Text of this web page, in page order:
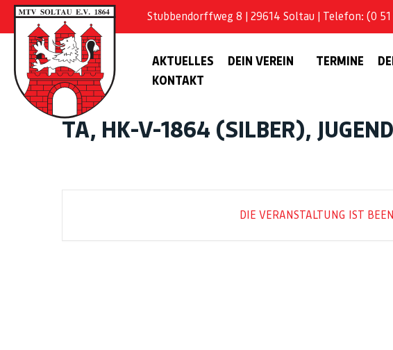
Stubbendorffweg 8 | 29614 Soltau | Telefon: (0
AKTUELLES DEIN VEREIN TERMINE
KONTAKT
TA, HK-V-1864 (SILBER),
DIE VERANSTALTUNG IST